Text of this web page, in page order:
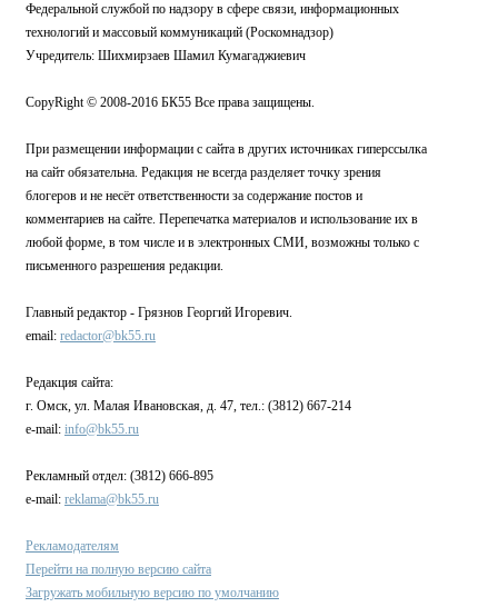
Федеральной службой по надзору в сфере связи, информационных
технологий и массовый коммуникаций (Роскомнадзор)
Учредитель: Шихмирзаев Шамил Кумагаджиевич
CopyRight © 2008-2016 БК55 Все права защищены.
При размещении информации с сайта в других источниках гиперссылка
на сайт обязательна. Редакция не всегда разделяет точку зрения
блогеров и не несёт ответственности за содержание постов и
комментариев на сайте. Перепечатка материалов и использование их в
любой форме, в том числе и в электронных СМИ, возможны только с
письменного разрешения редакции.
Главный редактор - Грязнов Георгий Игоревич.
email: redactor@bk55.ru
Редакция сайта:
г. Омск, ул. Малая Ивановская, д. 47, тел.: (3812) 667-214
e-mail: info@bk55.ru
Рекламный отдел: (3812) 666-895
e-mail: reklama@bk55.ru
Рекламодателям
Перейти на полную версию сайта
Загружать мобильную версию по умолчанию